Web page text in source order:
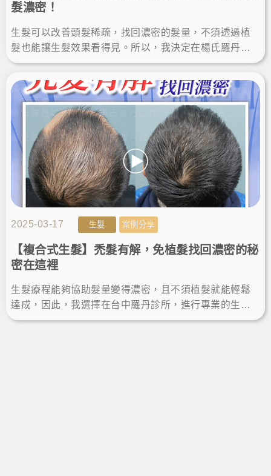
髮濃密！
生髮可以改善頭髮稀疏，找回濃密的髮量，不須透過植
髮也能讓生髮效果看得見。所以，我決定在楊氏羅丹診
所進行生髮治療，後來在療程一年後，就成功恢復濃密
也提升了自信！
2025-03-17 生髮 案例分享
【複合式生髮】禿髮有解，免植髮找回濃密的秘
密在這裡
生髮療程能夠協助髮量變得濃密，且不須植髮就能輕鬆
達成，因此，我選擇在台中羅丹診所，進行專業的生髮
改善稀疏問題，而療程後生髮效果顯著，如願擺脫禿